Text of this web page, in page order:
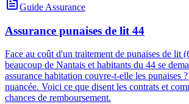
Guide Assurance
Assurance punaises de lit 44
Face au coût d'un traitement de punaises de lit
beaucoup de Nantais et habitants du 44 se
assurance habitation couvre-t-elle les punaises
nuancée. Voici ce que disent les contrats et
chances de remboursement.